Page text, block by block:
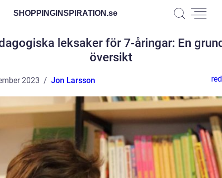
SHOPPINGINSPIRATION.se
leksaker för 7-åringar: En
översikt
2023 Jon Larsson